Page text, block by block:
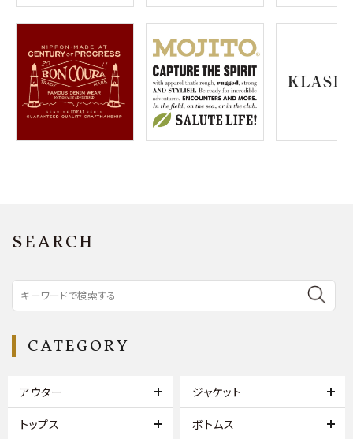
meeting_room ログイン 会員登録
SEARCH
CATEGORY
アウター ジャケット
トップス ボトムス